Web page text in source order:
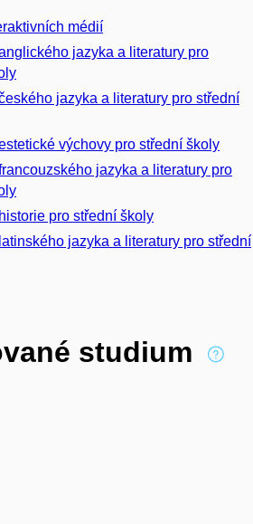
médií
jazyka a literatury pro
jazyka a literatury pro střední
výchovy pro střední školy
jazyka a literatury pro
pro střední školy
jazyka a literatury pro střední
studium